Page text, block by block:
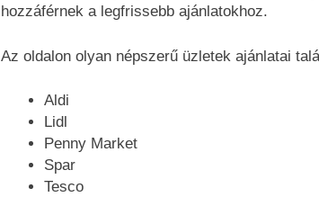
hozzáférnek a legfrissebb ajánlatokhoz.
Az oldalon olyan népszerű üzletek ajánlatai
Aldi
Lidl
Penny Market
Spar
Tesco